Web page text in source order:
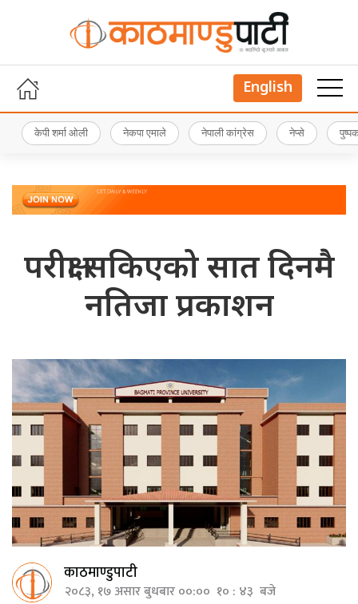
English
केपी शर्मा ओली नेकपा एमाले नेपाली कांग्रेस नेप्से
परीक्षा सकिएको सात दिनमै
नतिजा प्रकाशन
काठमाण्डुपाटी
२०८३, १७ असार बुधबार ००:०० १० : ४३ बजे